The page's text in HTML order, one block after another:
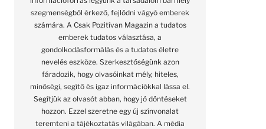
szegmenségből érkező, fejlődni vágyó emberek
számára. A Csak Pozitívan Magazin a tudatos
emberek tudatos választása, a
gondolkodásformálás és a tudatos életre
nevelés eszköze. Szerkesztőségünk azon
fáradozik, hogy olvasóinkat mély, hiteles,
minőségi, segítő és igaz információkkal lássa el.
Segítjük az olvasót abban, hogy jó döntéseket
hozzon. Ezzel szeretne egy új színvonalat
teremteni a tájékoztatás világában. A média